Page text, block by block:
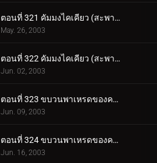
ตอนที่ 321 คัมมงไคเคียว (สะพานข้ามทะเล) แห่งมิตรภาพกับจิตสังหาร (ตอนแรก) ยอดนักสืบจิ๋วโคนัน เดอะซ_.
May. 26, 2003
ตอนที่ 322 คัมมงไคเคียว (สะพานข้ามทะเล) แห่งมิตรภาพกับจิตสังหาร (ตอนจบ) ยอดนักสืบจิ๋วโคนัน เดอะซี_.
Jun. 02, 2003
ตอนที่ 323 ขบวนพาเหรดของความดีและความชั่ว (ตอนแรก )
Jun. 09, 2003
ตอนที่ 324 ขบวนพาเหรดของความดีและความชั่ว (ตอนจบ)
Jun. 16, 2003